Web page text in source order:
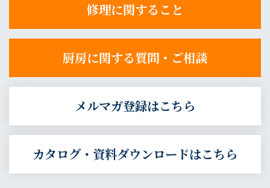
修理に関すること
厨房に関する質問・ご相談
メルマガ登録はこちら
カタログ・資料ダウンロードはこちら